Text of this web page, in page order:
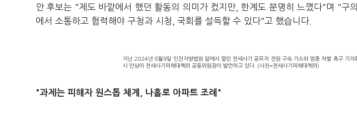
안 후보는 "제도 바깥에서 했던 활동의 의미가 컸지만, 한계도 분명히 느꼈다"며 "구
에서 소통하고 협력해야 구청과 시청, 국회를 설득할 수 있다"고 했습니다.
지난 2024년 8월9일 인천지방법원 앞에서 열린 전세사기 공모자 전원 구속 기소와 엄중 처벌 촉구 기자
시 안상미 전세사기피해대책위 공동위원장이 발언하고 있다. (사진=전세사기피해대책위)
"과제는 피해자 원스톱 체계, 나홀로 아파트 조례"